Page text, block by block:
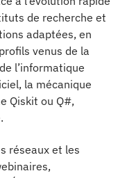
de recherche et
adaptées, en
venus de la
l’informatique
la mécanique
Qiskit ou Q#,
réseaux et les